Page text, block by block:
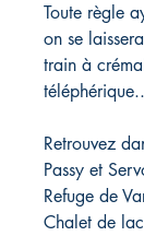
Toute règle
on se
train à
Retrouvez
Passy et
Refuge de
Chalet de